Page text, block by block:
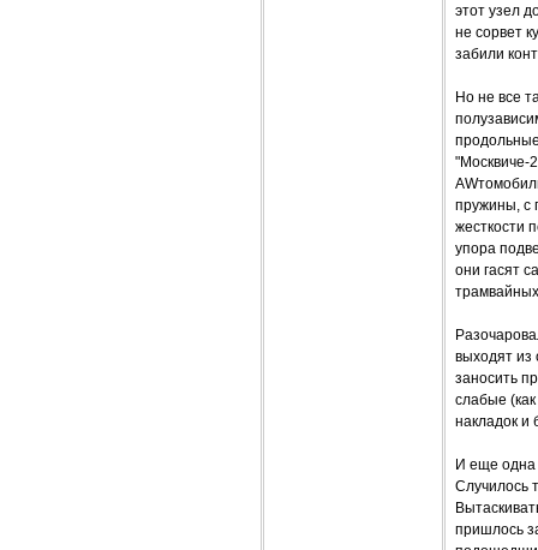
этот узел
не сорвет
забили
Но не все
"Москвиче-
пружины, с
жесткости
упора
они гасят
выходят из
заносить
слабые
накладок и
И еще одна
Случилось
пришлось